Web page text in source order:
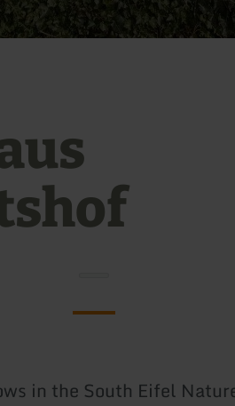
in the South Eifel